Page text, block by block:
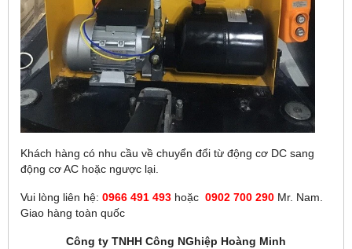
Khách hàng có nhu cầu về chuyển đổi từ động cơ DC sang
động cơ AC hoặc ngược lại.
Vui lòng liên hệ: 0966 491 493 hoặc 0902 700 290 Mr. Nam.
Giao hàng toàn quốc
Công ty TNHH Công NGhiệp Hoàng Minh